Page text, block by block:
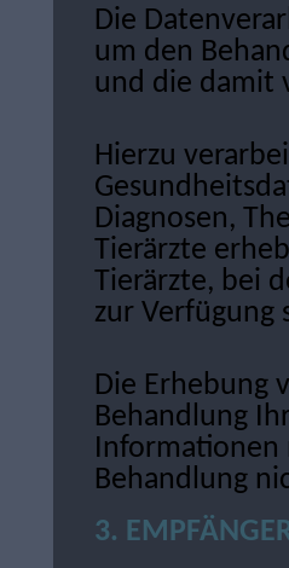
Die
um den
und die damit
Hierzu
Diagnosen,
Tierärzte
Tierärzte, bei
zur
Die Erhebung
Behandlung
Informationen
Behandlung
3.